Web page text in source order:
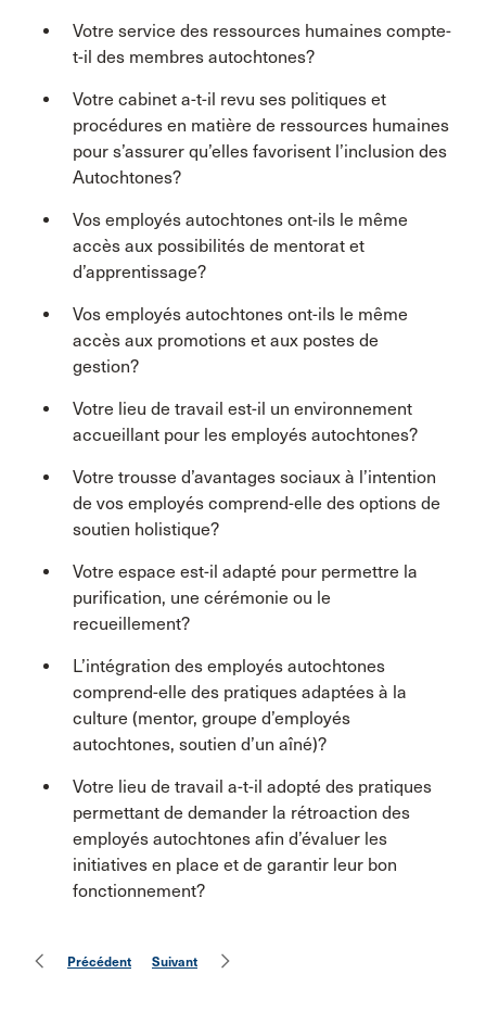
Votre service des ressources humaines compte-
t-il des membres autochtones?
Votre cabinet a-t-il revu ses politiques et
procédures en matière de ressources humaines
pour s’assurer qu’elles favorisent l’inclusion des
Autochtones?
Vos employés autochtones ont-ils le même
accès aux possibilités de mentorat et
d’apprentissage?
Vos employés autochtones ont-ils le même
accès aux promotions et aux postes de
gestion?
Votre lieu de travail est-il un environnement
accueillant pour les employés autochtones?
Votre trousse d’avantages sociaux à l’intention
de vos employés comprend-elle des options de
soutien holistique?
Votre espace est-il adapté pour permettre la
purification, une cérémonie ou le
recueillement?
L’intégration des employés autochtones
comprend-elle des pratiques adaptées à la
culture (mentor, groupe d’employés
autochtones, soutien d’un aîné)?
Votre lieu de travail a-t-il adopté des pratiques
permettant de demander la rétroaction des
employés autochtones afin d’évaluer les
initiatives en place et de garantir leur bon
fonctionnement?
Précédent Suivant